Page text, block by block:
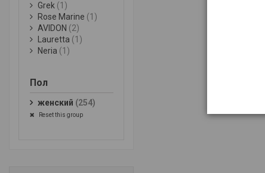
Grek (1)
Rose Marine (1)
AVIDON (2)
Lauretta (1)
Neria (1)
Пол
женский (254)
Reset this group